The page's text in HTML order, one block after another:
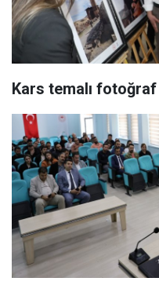
Kars temalı fotoğraf